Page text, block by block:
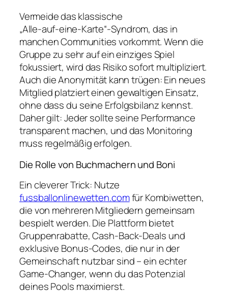
Vermeide das klassische
„Alle‑auf‑eine‑Karte“-Syndrom, das in
manchen Communities vorkommt. Wenn die
Gruppe zu sehr auf ein einziges Spiel
fokussiert, wird das Risiko sofort multipliziert.
Auch die Anonymität kann trügen: Ein neues
Mitglied platziert einen gewaltigen Einsatz,
ohne dass du seine Erfolgsbilanz kennst.
Daher gilt: Jeder sollte seine Performance
transparent machen, und das Monitoring
muss regelmäßig erfolgen.
Die Rolle von Buchmachern und Boni
Ein cleverer Trick: Nutze
fussballonlinewetten.comfür Kombiwetten,
die von mehreren Mitgliedern gemeinsam
bespielt werden. Die Plattform bietet
Gruppenrabatte, Cash‑Back‑Deals und
exklusive Bonus‑Codes, die nur in der
Gemeinschaft nutzbar sind – ein echter
Game‑Changer, wenn du das Potenzial
deines Pools maximierst.